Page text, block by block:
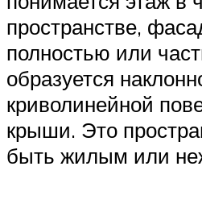
пространстве,
полностью или
образуется
криволинейной
крыши. Это
быть жилым или